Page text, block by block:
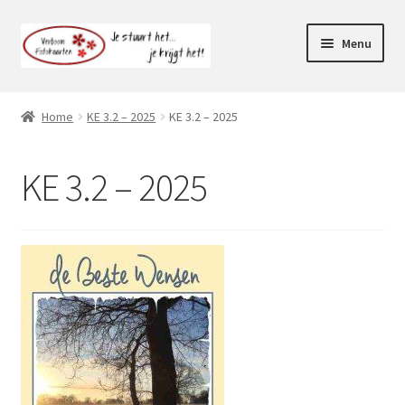
Ga
door
Ga
naar
Menu
Mijn account
Home KE 3.2 – 2025 KE 3.2 – 2025
KE 3.2 – 2025